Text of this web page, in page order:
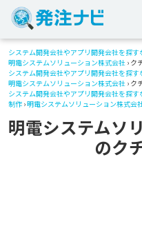
システム開発会社やアプリ開発会社を探す
明電システムソリューション株式会社 › ク
システム開発会社やアプリ開発会社を探す
明電システムソリューション株式会社 › ク
システム開発会社やアプリ開発会社を探す
制作 ›明電システムソリューション株式会
明電システムソ
のク